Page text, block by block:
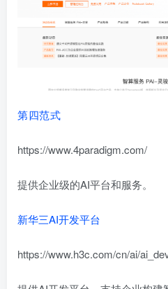
第四范式
https://www.4paradigm.com/
提供企业级的AI平台和服务。
新华三AI开发平台
https://www.h3c.com/cn/ai/